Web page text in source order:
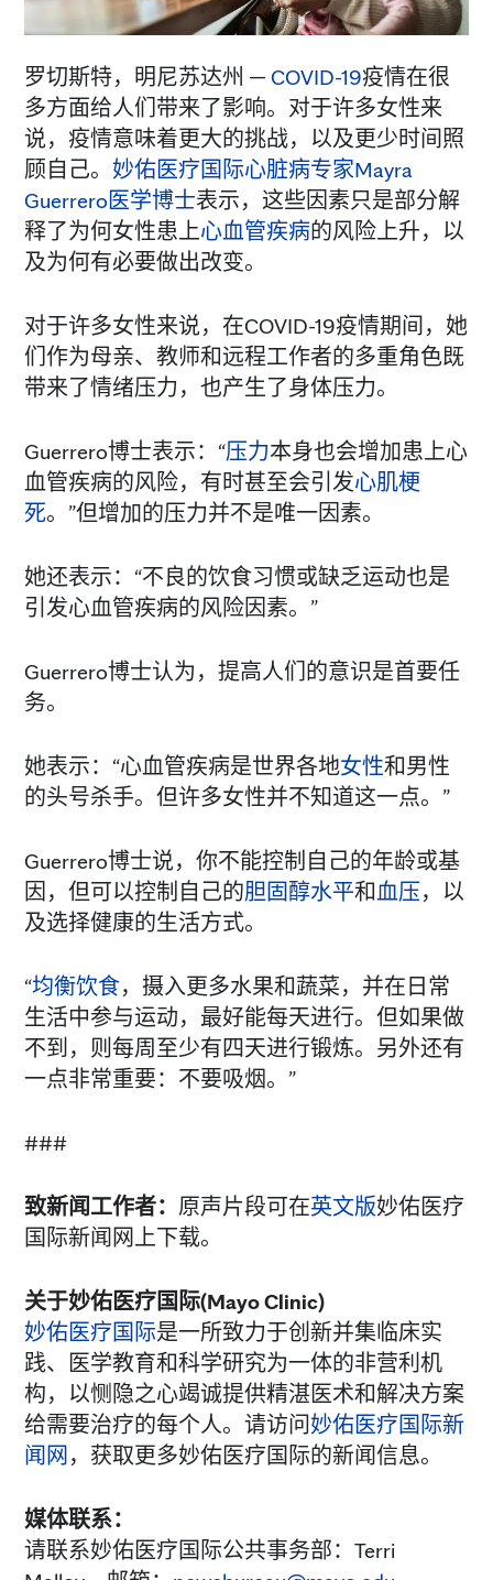
罗切斯特，明尼苏达州 — COVID-19疫情在很
多方面给人们带来了影响。对于许多女性来
说，疫情意味着更大的挑战，以及更少时间照
顾自己。 妙佑医疗国际心脏病专家Mayra
Guerrero医学博士表示，这些因素只是部分解
释了为何女性患上心血管疾病的风险上升，以
及为何有必要做出改变。
对于许多女性来说，在COVID-19疫情期间，她
们作为母亲、教师和远程工作者的多重角色既
带来了情绪压力，也产生了身体压力。
Guerrero博士表示：“压力本身也会增加患上心
血管疾病的风险，有时甚至会引发心肌梗
死。”但增加的压力并不是唯一因素。
她还表示：“不良的饮食习惯或缺乏运动也是
引发心血管疾病的风险因素。”
Guerrero博士认为，提高人们的意识是首要任
务。
她表示：“心血管疾病是世界各地女性和男性
的头号杀手。但许多女性并不知道这一点。”
Guerrero博士说，你不能控制自己的年龄或基
因，但可以控制自己的胆固醇水平和血压，以
及选择健康的生活方式。
“均衡饮食，摄入更多水果和蔬菜，并在日常
生活中参与运动，最好能每天进行。但如果做
不到，则每周至少有四天进行锻炼。另外还有
一点非常重要：不要吸烟。”
###
致新闻工作者： 原声片段可在英文版妙佑医疗
国际新闻网上下载。
关于妙佑医疗国际(Mayo Clinic)
妙佑医疗国际是一所致力于创新并集临床实
践、医学教育和科学研究为一体的非营利机
构，以恻隐之心竭诚提供精湛医术和解决方案
给需要治疗的每个人。请访问妙佑医疗国际新
闻网 ，获取更多妙佑医疗国际的新闻信息。
媒体联系：
请联系妙佑医疗国际公共事务部：Terri